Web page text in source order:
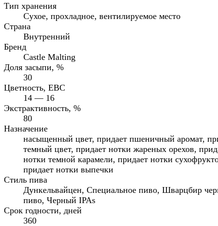
Тип хранения
Сухое, прохладное, вентилируемое место
Страна
Внутренний
Бренд
Castle Malting
Доля засыпи, %
30
Цветность, EBC
14 — 16
Экстрактивность, %
80
Назначение
насыщенный цвет, придает пшеничный аромат,
темный цвет, придает нотки жареных орехов,
нотки темной карамели, придает нотки
придает нотки выпечки
Стиль пива
Дункельвайцен, Специальное пиво, Шварцбир
пиво, Черный IPAs
Срок годности, дней
360